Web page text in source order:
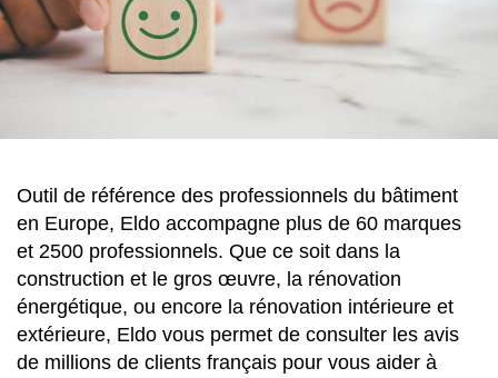
Outil de référence des professionnels du bâtiment
en Europe, Eldo accompagne plus de 60 marques
et 2500 professionnels. Que ce soit dans la
construction et le gros œuvre, la rénovation
énergétique, ou encore la rénovation intérieure et
extérieure, Eldo vous permet de consulter les avis
de millions de clients français pour vous aider à